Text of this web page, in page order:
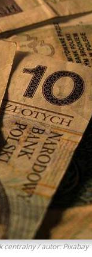
centralny / autor: Pixabay